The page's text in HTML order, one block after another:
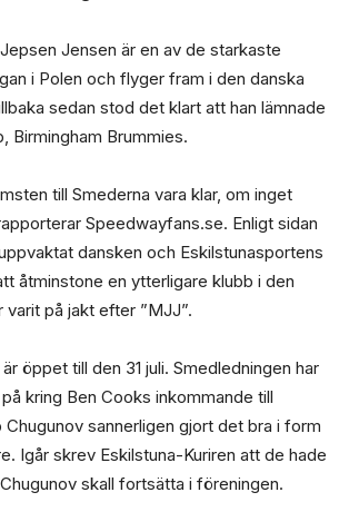
Jensen är en av de starkaste
i Polen och flyger fram i den danska
sedan stod det klart att han lämnade
Birmingham Brummies.
till Smederna vara klar, om inget
Speedwayfans.se. Enligt sidan
dansken och Eskilstunasportens
åtminstone en ytterligare klubb i den
varit på jakt efter ”MJJ”.
öppet till den 31 juli. Smedledningen har
kring Ben Cooks inkommande till
Chugunov sannerligen gjort det bra i form
Igår skrev Eskilstuna-Kuriren att de hade
skall fortsätta i föreningen.